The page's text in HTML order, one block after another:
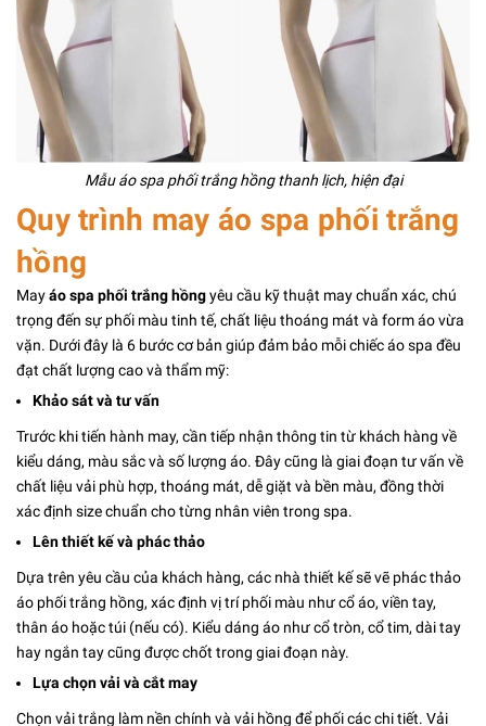
Mẫu áo spa phối trắng hồng thanh lịch, hiện đại
Quy trình may áo spa phối trắng
hồng
Mayáo spa phối trắng hồngyêu cầu kỹ thuật may chuẩn xác, chú
trọng đến sự phối màu tinh tế, chất liệu thoáng mát và form áo vừa
vặn. Dưới đây là 6 bước cơ bản giúp đảm bảo mỗi chiếc áo spa đều
đạt chất lượng cao và thẩm mỹ:
Khảo sát và tư vấn
Trước khi tiến hành may, cần tiếp nhận thông tin từ khách hàng về
kiểu dáng, màu sắc và số lượng áo. Đây cũng là giai đoạn tư vấn về
chất liệu vải phù hợp, thoáng mát, dễ giặt và bền màu, đồng thời
xác định size chuẩn cho từng nhân viên trong spa.
Lên thiết kế và phác thảo
Dựa trên yêu cầu của khách hàng, các nhà thiết kế sẽ vẽ phác thảo
áo phối trắng hồng, xác định vị trí phối màu như cổ áo, viền tay,
thân áo hoặc túi (nếu có). Kiểu dáng áo như cổ tròn, cổ tim, dài tay
hay ngắn tay cũng được chốt trong giai đoạn này.
Lựa chọn vải và cắt may
Chọn vải trắng làm nền chính và vải hồng để phối các chi tiết. Vải